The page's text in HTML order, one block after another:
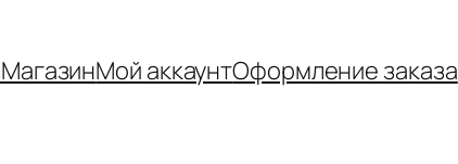
МагазинМой аккаунтОформление заказа